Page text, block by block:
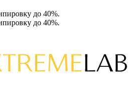
до 40%.
до 40%.